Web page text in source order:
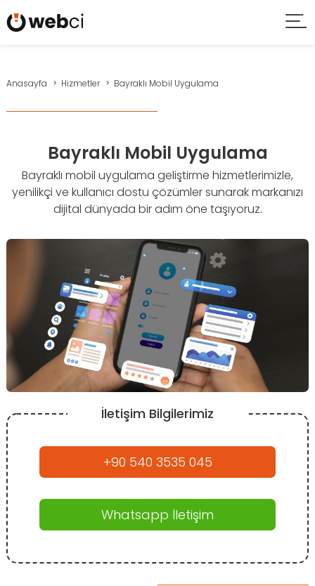
Anasayfa Hizmetler Bayraklı Mobil Uygulama
Bayraklı Mobil Uygulama
Bayraklı mobil uygulama geliştirme hizmetlerimizle,
yenilikçi ve kullanıcı dostu çözümler sunarak markanızı
dijital dünyada bir adım öne taşıyoruz.
İletişim Bilgilerimiz
+90 540 3535 045
Whatsapp İletişim